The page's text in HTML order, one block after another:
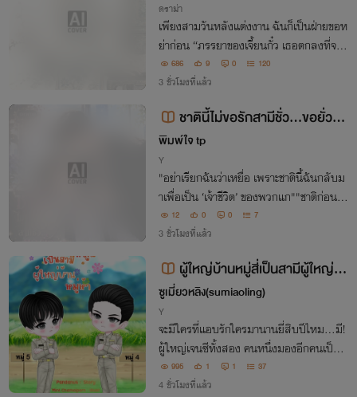
ดราม่า
เพียงสามวันหลังแต่งงาน ฉันก็เป็นฝ่ายขอห
ย่าก่อน “ภรรยาของเจี้ยนกั๋ว เธอตกลงที่จะดู
แลและรักษาครอบครัวนี้แทนเขาไหม?” ฉัน
แทบไม่ต้องคิดเลย “ฉันไม่ตกลงค่ะ”
686 9 0 120
3 ชั่วโมงที่แล้ว
ชาตินี้ไม่ขอรักสามีชั่ว…ขอยั่วบอ
ดี้การ์ดสุดเย็นชา
พิมพ์ใจ tp
Y
"อย่าเรียกฉันว่าเหยื่อ เพราะชาตินี้ฉันกลับม
าเพื่อเป็น ‘เจ้าชีวิต’ ของพวกแก""ชาติก่อนโง่
จนโดนฆ่า ชาตินี้ตื่นมา...ขอเป็นประธานสาย
ยั่วที่ผัวเก่าต้องอกแตกตาย!"
12 0 0 7
3 ชั่วโมงที่แล้ว
ผู้ใหญ่บ้านหมู่สี่เป็นสามีผู้ใหญ่บ้า
นหมู่ห้า
ซูเมี่ยวหลิง(sumiaoling)
Y
จะมีใครที่แอบรักใครมานานยี่สิบปีไหม...มี!
ผู้ใหญ่เจนซีทั้งสอง คนหนึ่งมองอีกคนเป็นคู่
แข่ง คนหนึ่งกลับมองด้วยสายตาที่แตกต่าง
กันไป อาศัยหน้าที่การงานในทางที่ชอบ...ขอ
995 1 1 37
4 ชั่วโมงที่แล้ว